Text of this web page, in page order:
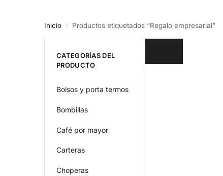
Inicio / Productos etiquetados “Regalo empresarial”
CATEGORÍAS DEL
PRODUCTO
Bolsos y porta termos
Bombillas
Café por mayor
Carteras
Choperas